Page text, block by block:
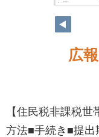
広
【住民税非課税
方法■手続き■提出